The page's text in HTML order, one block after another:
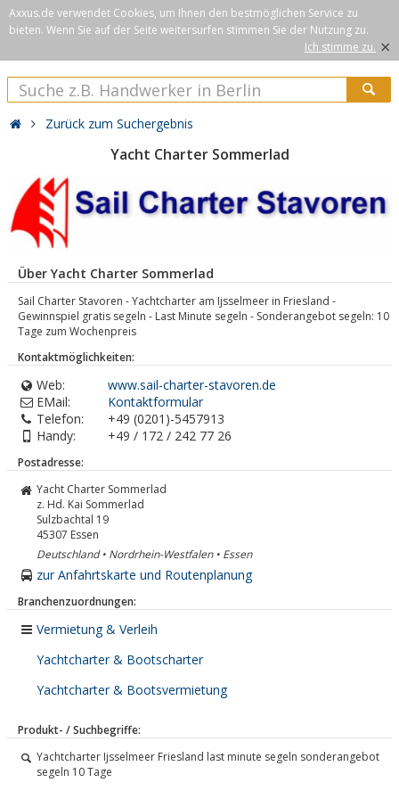
Axxus.de verwendet Cookies, um Ihnen den bestmöglichen Service zu
bieten. Wenn Sie auf der Seite weitersurfen stimmen Sie der Nutzung zu.
Ich stimme zu. ×
Zurück zum Suchergebnis
Yacht Charter Sommerlad
Über Yacht Charter Sommerlad
Sail Charter Stavoren - Yachtcharter am Ijsselmeer in Friesland -
Gewinnspiel gratis segeln - Last Minute segeln - Sonderangebot segeln: 10
Tage zum Wochenpreis
Kontaktmöglichkeiten:
Web:
www.sail-charter-stavoren.de
EMail:
Kontaktformular
Telefon:
+49 (0201)-5457913
Handy:
+49 / 172 / 242 77 26
Postadresse:
Yacht Charter Sommerlad
z. Hd. Kai Sommerlad
Sulzbachtal 19
45307 Essen
Deutschland • Nordrhein-Westfalen • Essen
zur Anfahrtskarte und Routenplanung
Branchenzuordnungen:
Vermietung & Verleih
Yachtcharter & Bootscharter
Yachtcharter & Bootsvermietung
Produkt- / Suchbegriffe:
Yachtcharter Ijsselmeer Friesland last minute segeln sonderangebot
segeln 10 Tage